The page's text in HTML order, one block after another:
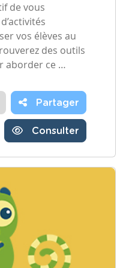
de vous
vos élèves au
des outils
aborder ce …
Partager
Consulter